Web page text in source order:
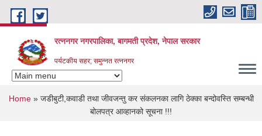
Skip to main content
रत्ननगर नगरपालिका, बागमती प्रदेश, नेपाल सरकार
पर्यटकीय सहर; समुन्नत रत्ननगर
You are here
Home» जडीबुटी,कवाडी तथा जीवजन्तु कर संकलनका लागि ठेक्का बन्दोवस्ति सम्बन्धी
बोलपत्र आव्हानको सूचना !!!